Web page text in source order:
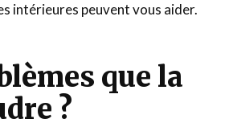
intérieures peuvent vous aider.
que la
?